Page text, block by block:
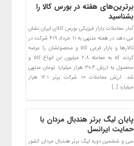
برترین‌های هفته در بورس کالا را
بشناسید
آمار معاملات بازار فیزیکی بورس کالای ایران نشان
می دهد در هفته منتهی به ۱۱ خرداد ۴۱۹ شرکت در
تالارها و بازار فرعی کالا و محصولشان را عرضه
کردند که به معامله ۲.۸ میلیون تن انواع کالا و
محصول به ارزش ۳۰.۳ هزار میلیارد تومان منتهی
شد. ارزش معاملات ۱۰ شرکت برتر ۱۲.۱ هزار
میلیارد […]
پایان لیگ برتر هندبال مردان با
حمایت ایرانسل
سی و ششمین دوره لیگ برتر هندبال مردان کشور